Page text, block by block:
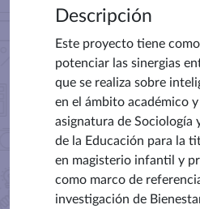
Descripción
Este proyecto tiene
potenciar las sinergias
que se realiza sobre
en el ámbito académico
asignatura de Sociología
de la Educación para la
en magisterio infantil y
como marco de
investigación de